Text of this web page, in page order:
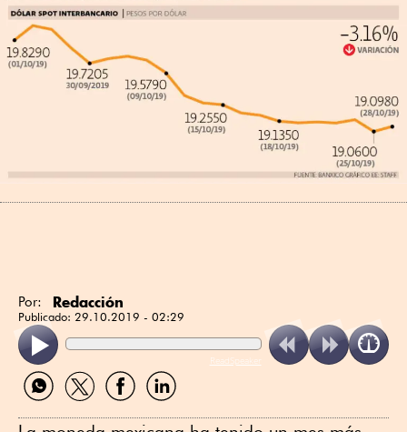
Por: Redacción
Publicado: 29.10.2019 - 02:29
ReadSpeaker
Compartir
por
Compartir
por
Compartir
por
Compartir
por